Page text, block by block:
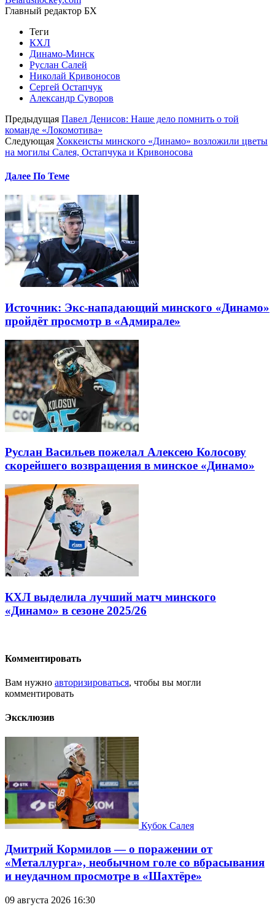
Главный редактор БХ
Теги
КХЛ
Динамо-Минск
Руслан Салей
Николай Кривоносов
Сергей Остапчук
Александр Суворов
Предыдущая Павел Денисов: Наше дело помнить о той
команде «Локомотива»
Следующая Хоккеисты минского «Динамо» возложили цветы
на могилы Салея, Остапчука и Кривоносова
Далее По Теме
Источник: Экс-нападающий минского «Динамо»
пройдёт просмотр в «Адмирале»
Руслан Васильев пожелал Алексею Колосову
скорейшего возвращения в минское «Динамо»
КХЛ выделила лучший матч минского
«Динамо» в сезоне 2025/26
Комментировать
Вам нужно авторизироваться, чтобы вы могли
комментировать
Эксклюзив
Кубок Салея
Дмитрий Кормилов — о поражении от
«Металлурга», необычном голе со вбрасывания
и неудачном просмотре в «Шахтёре»
09 августа 2026 16:30